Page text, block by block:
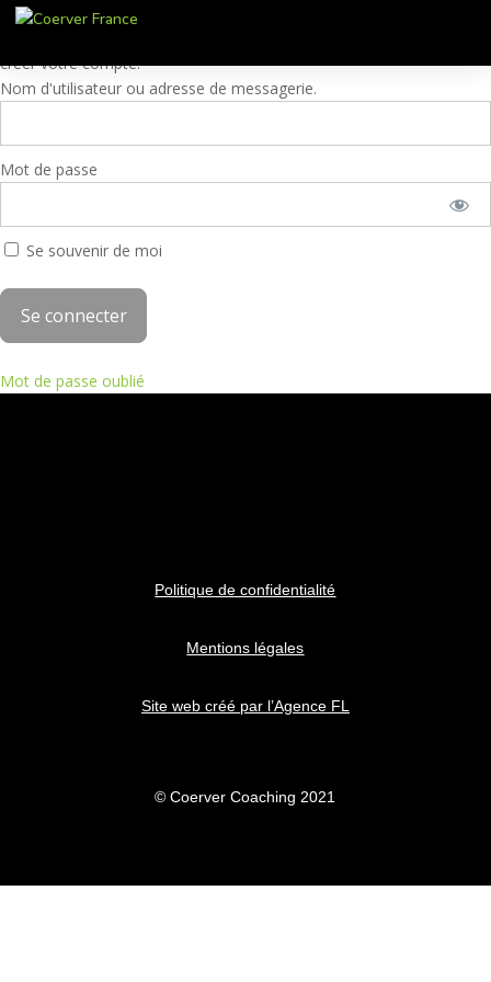
Ces contenus sont réservés aux membres. Pour accéder à ces
créer votre compte.
Nom d'utilisateur ou adresse de messagerie.
Mot de passe
Se souvenir de moi
Mot de passe oublié
Politique de confidentialité
Mentions légales
Site web créé par l’Agence FL
© Coerver Coaching 2021